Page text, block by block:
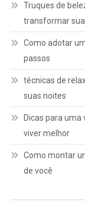
Truques de
transformar
Como adotar
passos
técnicas de
suas noites
Dicas para uma
viver melhor
Como montar
de você